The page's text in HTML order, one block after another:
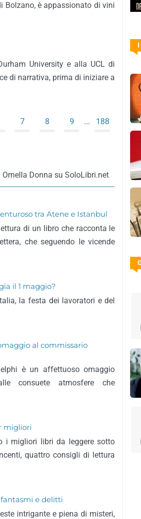
Bolzano, è appassionato di vini
University e alla UCL di
di narrativa, prima di iniziare a
7 8 9 ... 188
Donna su SoloLibri.net
tra Atene e Istanbul
di un libro che racconta le
che seguendo le vicende
il 1 maggio?
la festa dei lavoratori e del
al commissario
è un affettuoso omaggio
consuete atmosfere che
migliori
i migliori libri da leggere sotto
quattro consigli di lettura
e delitti
intrigante e piena di misteri,
I